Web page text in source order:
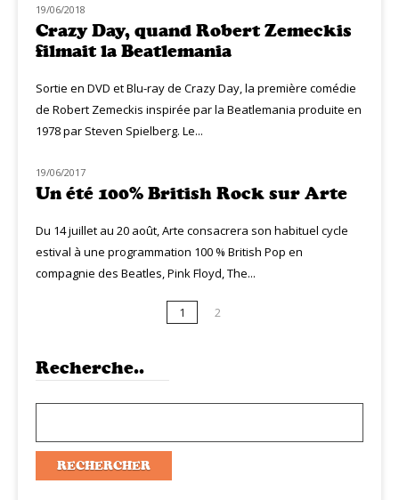
NOUVEAUTÉS
19/06/2018
Crazy Day, quand Robert Zemeckis
filmait la Beatlemania
Sortie en DVD et Blu-ray de Crazy Day, la première comédie
de Robert Zemeckis inspirée par la Beatlemania produite en
1978 par Steven Spielberg. Le...
MUZIQ NEWS
19/06/2017
Un été 100% British Rock sur Arte
Du 14 juillet au 20 août, Arte consacrera son habituel cycle
estival à une programmation 100 % British Pop en
compagnie des Beatles, Pink Floyd, The...
1 2
Recherche..